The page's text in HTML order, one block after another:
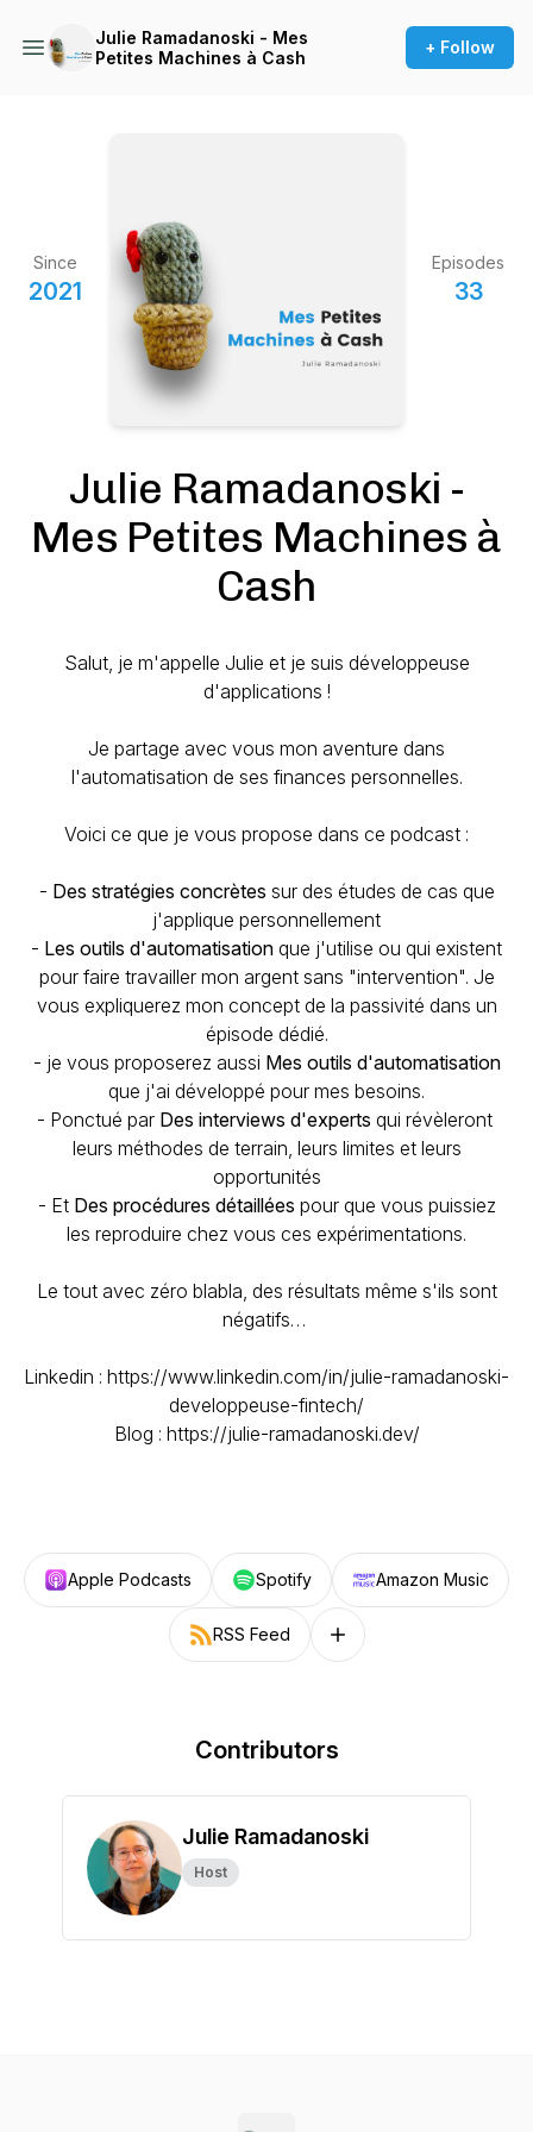
Julie Ramadanoski - Mes
Petites Machines à Cash
+ Follow
Since
2021
Episodes
33
Julie Ramadanoski -
Mes Petites Machines à
Cash
Salut, je m'appelle Julie et je suis développeuse
d'applications !
Je partage avec vous mon aventure dans
l'automatisation de ses finances personnelles.
Voici ce que je vous propose dans ce podcast :
- Des stratégies concrètes sur des études de cas que
j'applique personnellement
- Les outils d'automatisation que j'utilise ou qui existent
pour faire travailler mon argent sans "intervention". Je
vous expliquerez mon concept de la passivité dans un
épisode dédié.
- je vous proposerez aussi Mes outils d'automatisation
que j'ai développé pour mes besoins.
- Ponctué par Des interviews d'experts qui révèleront
leurs méthodes de terrain, leurs limites et leurs
opportunités
- Et Des procédures détaillées pour que vous puissiez
les reproduire chez vous ces expérimentations.
Le tout avec zéro blabla, des résultats même s'ils sont
négatifs…
Linkedin : https://www.linkedin.com/in/julie-ramadanoski-
developpeuse-fintech/
Blog : https://julie-ramadanoski.dev/
Apple Podcasts Spotify Amazon Music
RSS Feed Follow on other platforms
Contributors
Julie Ramadanoski
Host